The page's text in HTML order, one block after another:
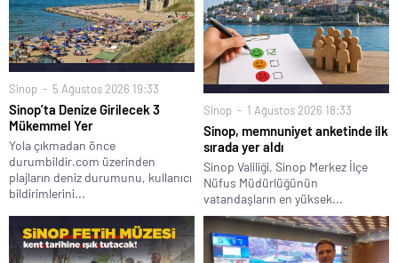
Sinop 5 Ağustos 2026 19:33
Sinop’ta Denize Girilecek 3
Mükemmel Yer
Yola çıkmadan önce
durumbildir.com üzerinden
plajların deniz durumunu, kullanıcı
bildirimlerini...
Sinop 1 Ağustos 2026 18:33
Sinop, memnuniyet anketinde ilk
sırada yer aldı
Sinop Valiliği, Sinop Merkez İlçe
Nüfus Müdürlüğünün
vatandaşların en yüksek...